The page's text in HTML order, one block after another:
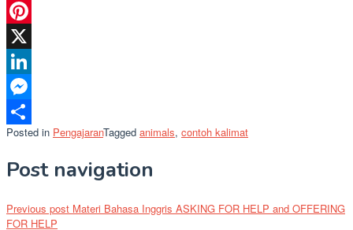
WhatsApp
Pinterest
X
LinkedIn
Messenger
Share
Posted in PengajaranTagged animals, contoh kalimat
Post navigation
Previous post Materi Bahasa Inggris ASKING FOR HELP and OFFERING
FOR HELP